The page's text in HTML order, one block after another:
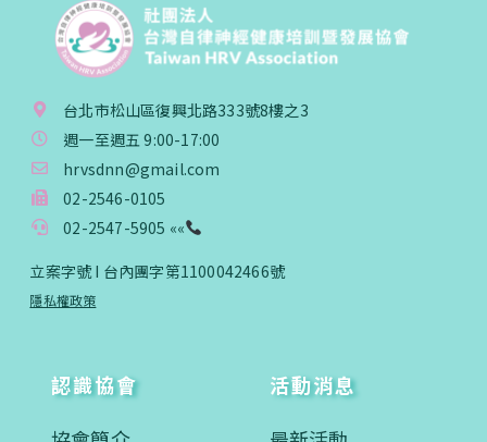
台北市松山區復興北路333號8樓之3
週一至週五 9:00-17:00
hrvsdnn@gmail.com
02-2546-0105
02-2547-5905 ««
立案字號 I 台內團字第1100042466號
隱私權政策
認識協會
活動消息
戶名: 社團法人台灣自律神經健康培訓暨發展協會
帳號: 003-03-501566-2
銀行: (013) 國泰世華 南京東路分行